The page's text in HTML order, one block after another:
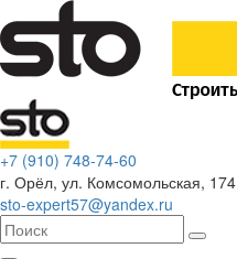
+7 (910) 748-74-60
г. Орёл, ул. Комсомольская, 174
sto-expert57@yandex.ru